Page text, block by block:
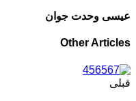
عیسی وحدت جوان
Other Articles
قبلی